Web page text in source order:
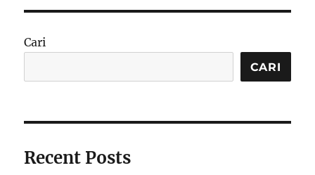
Cari
CARI
Recent Posts